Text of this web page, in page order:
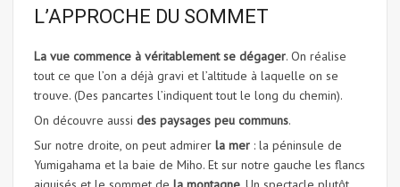
L’APPROCHE DU SOMMET
La vue commence à véritablement se dégager. On réalise
tout ce que l’on a déjà gravi et l’altitude à laquelle on se
trouve. (Des pancartes l’indiquent tout le long du chemin).
On découvre aussi des paysages peu communs.
Sur notre droite, on peut admirer la mer : la péninsule de
Yumigahama et la baie de Miho. Et sur notre gauche les flancs